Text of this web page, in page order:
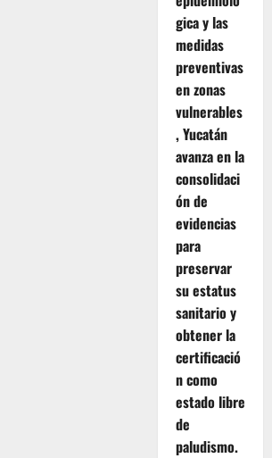
gica y las
medidas
preventivas
en zonas
vulnerables
, Yucatán
avanza en la
consolidaci
ón de
evidencias
para
preservar
su estatus
sanitario y
obtener la
certificació
n como
estado libre
de
paludismo.